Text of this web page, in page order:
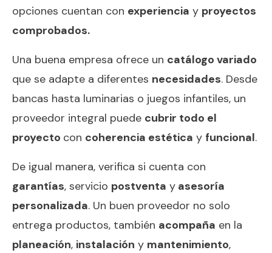
opciones cuentan con experiencia y proyectos
comprobados.
Una buena empresa ofrece un catálogo variado
que se adapte a diferentes necesidades. Desde
bancas hasta luminarias o juegos infantiles, un
proveedor integral puede cubrir todo el
proyecto con coherencia estética y funcional.
De igual manera, verifica si cuenta con
garantías, servicio postventa y asesoría
personalizada. Un buen proveedor no solo
entrega productos, también acompaña en la
planeación, instalación y mantenimiento,